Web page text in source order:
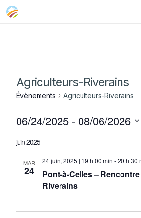
Skip
Agriculteurs-Riverains
Évènements Agriculteurs-Riverains
06/24/2025 - 08/06/2026
une
date.
juin 2025
MAR
24
24 juin, 2025 | 19 h 00 min -20 h 30
Pont-à-Celles –
Riverains